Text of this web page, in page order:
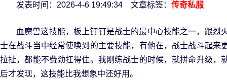
发表时间：2026-4-6 19:49:34 文章标签： 传奇私服
血魔兽这技能，板上钉钉是战士的最中心技能之一，跟烈
士在战斗当中经常使唤到的主要技能，有他在，战士战斗起来
拉扯，都能不费劲扛得住。我刚练战士的时候，就拼命升级，
后才发现，这技能比我想象中还好用。